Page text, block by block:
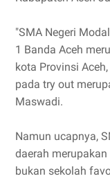
"SMA Negeri
1 Banda Aceh
kota Provinsi
pada try out
Maswadi.
Namun ucapnya,
daerah
bukan sekolah